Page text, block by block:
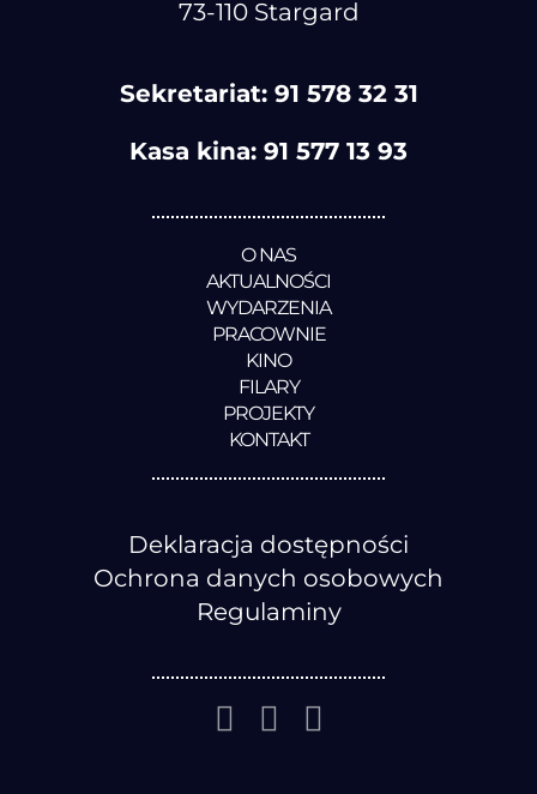
73-110 Stargard
Sekretariat: 91 578 32 31
Kasa kina: 91 577 13 93
O NAS
AKTUALNOŚCI
WYDARZENIA
PRACOWNIE
KINO
FILARY
PROJEKTY
KONTAKT
Deklaracja dostępności
Ochrona danych osobowych
Regulaminy